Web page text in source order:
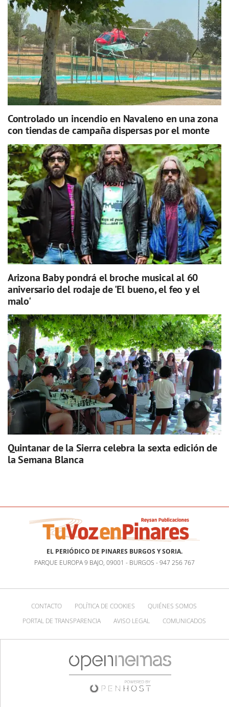
Controlado un incendio en Navaleno en una zona
con tiendas de campaña dispersas por el monte
Arizona Baby pondrá el broche musical al 60
aniversario del rodaje de 'El bueno, el feo y el
malo'
Quintanar de la Sierra celebra la sexta edición de
la Semana Blanca
EL PERIÓDICO DE PINARES BURGOS Y SORIA.
PARQUE EUROPA 9 BAJO, 09001 - BURGOS - 947 256 767
CONTACTO POLÍTICA DE COOKIES
QUIÉNES SOMOS
PORTAL DE TRANSPARENCIA
AVISO LEGAL COMUNICADOS